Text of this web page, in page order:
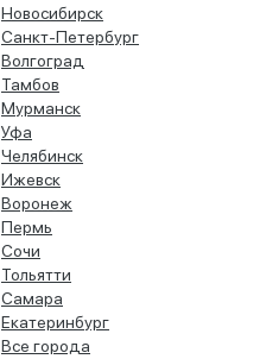
Новосибирск
Санкт-Петербург
Волгоград
Тамбов
Мурманск
Уфа
Челябинск
Ижевск
Воронеж
Пермь
Сочи
Тольятти
Самара
Екатеринбург
Все города